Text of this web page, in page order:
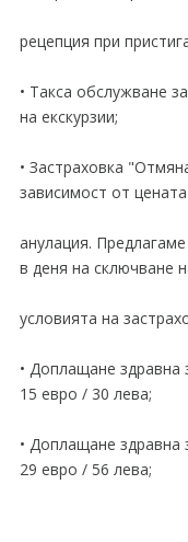
рецепция при
• Такса обслужване
на екскурзии;
• Застраховка
зависимост от
анулация.
в деня на сключване
условията на
• Доплащане здравна
15 евро / 30 лева;
• Доплащане здравна
29 евро / 56 лева;